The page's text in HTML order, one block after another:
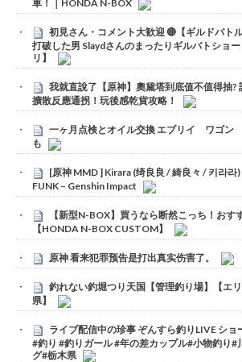
車！｜HONDA N-BOX
初見さん・コメント大歓迎 🔴【ギルドバト
打破した男 Slaydさんのまったりギルバトショ
リ】
我就直說了【原神】奧黛塔到底值不值得抽?
擴散反應通拐！玩後感乾貨攻略！
一ヶ月点検とオイル交換 エブリイ ワゴン
も
[原神 MMD ] Kirara (绮良良 / 綺良々 / 키라라
FUNK – Genshin Impact
【新型N-BOX】買うなら断然こっち！おす
【HONDA N-BOX CUSTOM】
原神 看来犯罪预告是打出真实伤害了。
釣れない釣堀つり天国【管理釣り場】【エ
県】
ライブ配信中の珍事 ぞんすら釣りLIVE シ
#釣り #釣りガール #年の差カップル#小物釣り#
グ#栃木県